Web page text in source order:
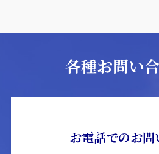
各種お問い
お電話でのお